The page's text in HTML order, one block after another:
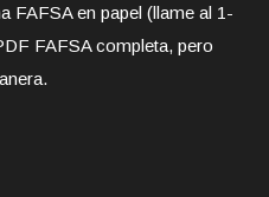
FAFSA en papel (llame al 1-
FAFSA completa, pero